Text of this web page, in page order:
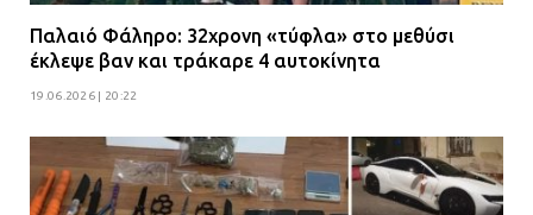
Παλαιό Φάληρο: 32χρονη «τύφλα» στο μεθύσι
έκλεψε βαν και τράκαρε 4 αυτοκίνητα
19.06.2026 | 20:22